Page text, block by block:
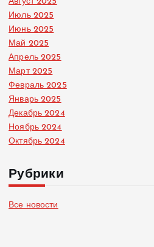
Июль 2025
Июнь 2025
Май 2025
Апрель 2025
Март 2025
Февраль 2025
Январь 2025
Декабрь 2024
Ноябрь 2024
Октябрь 2024
Рубрики
Все новости